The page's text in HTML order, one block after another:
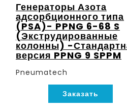
Генераторы Азота
адсорбционного типа
(PSA)- PPNG 6-68 S
(Экструдированные
колонны) -
версия PPNG 9 SPPM
Pneumatech
Заказать